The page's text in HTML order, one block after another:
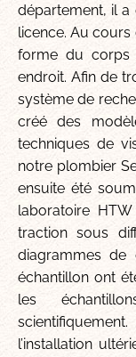
département, il
licence. Au cours
forme du corps
endroit. Afin de
système de
créé des
techniques de
notre plombier
ensuite été
laboratoire
traction sous
diagrammes de
échantillon ont
les
l’installation